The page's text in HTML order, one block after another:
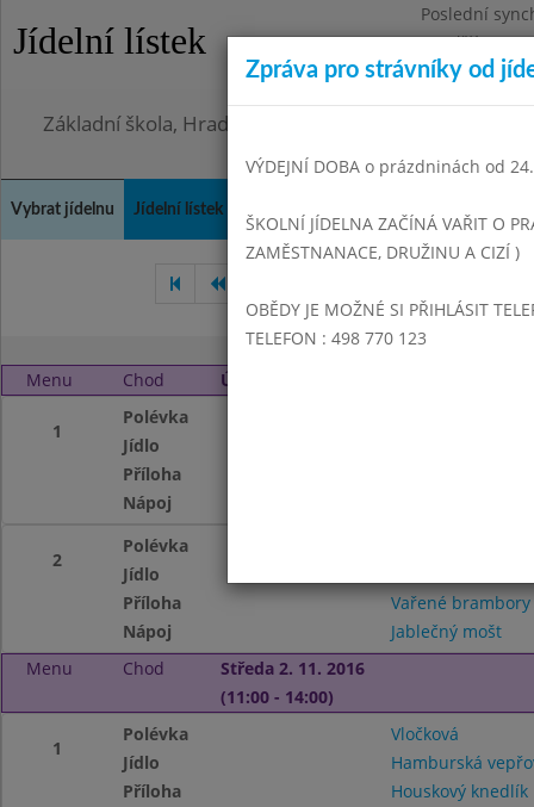
Jídelní lístek
Poslední
Pondělí
Omezení
Základní škola, Hradec Králové, Bezručova 1468
Vybrat jídelnu Jídelní lístek
Menu Chod Úterý 1. 11. 2016 (11:00 - 14:00)
1
Polévka
Jídlo
Příloha
Nápoj
2
Polévka
Jídlo
Příloha
Vařené
Nápoj
Jablečný mošt
Menu
Chod
Středa 2. 11. 2016
(11:00 - 14:00)
1
Polévka
Vločková
Jídlo
Hamburská
Příloha
Houskový knedlík
Zpráva pro strávníky od
VÝDEJNÍ DOBA o prázdninách od
ŠKOLNÍ JÍDELNA ZAČÍNÁ VAŘIT O
ZAMĚSTNANACE, DRUŽINU A CIZÍ )
OBĚDY JE MOŽNÉ SI PŘIHLÁSIT
TELEFON : 498 770 123